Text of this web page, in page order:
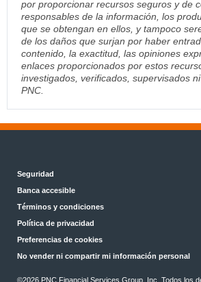
por proporcionar recursos seguros y de
responsables de la información, los
que se obtengan en ellos, y tampoco
de los daños que surjan por haber
contenido, la exactitud, las opiniones
enlaces proporcionados por estos
investigados, verificados, supervisados
PNC.
Seguridad
Banca accesible
Términos y condiciones
Política de privacidad
Preferencias de cookies
No vender ni compartir mi información personal
©2026 PNC Financial Services Group, Inc. Todos los